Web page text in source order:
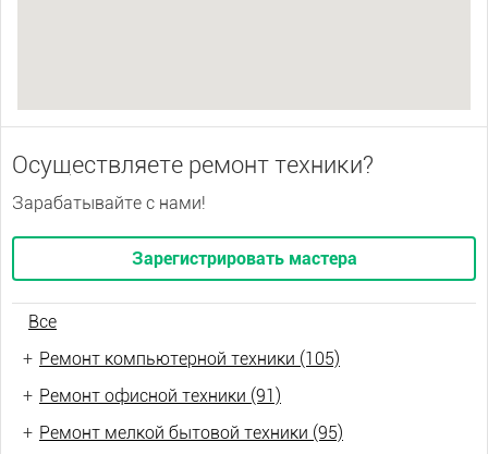
Осуществляете ремонт техники?
Зарабатывайте с нами!
Зарегистрировать мастера
Все
+ Ремонт компьютерной техники (105)
+ Ремонт офисной техники (91)
+ Ремонт мелкой бытовой техники (95)